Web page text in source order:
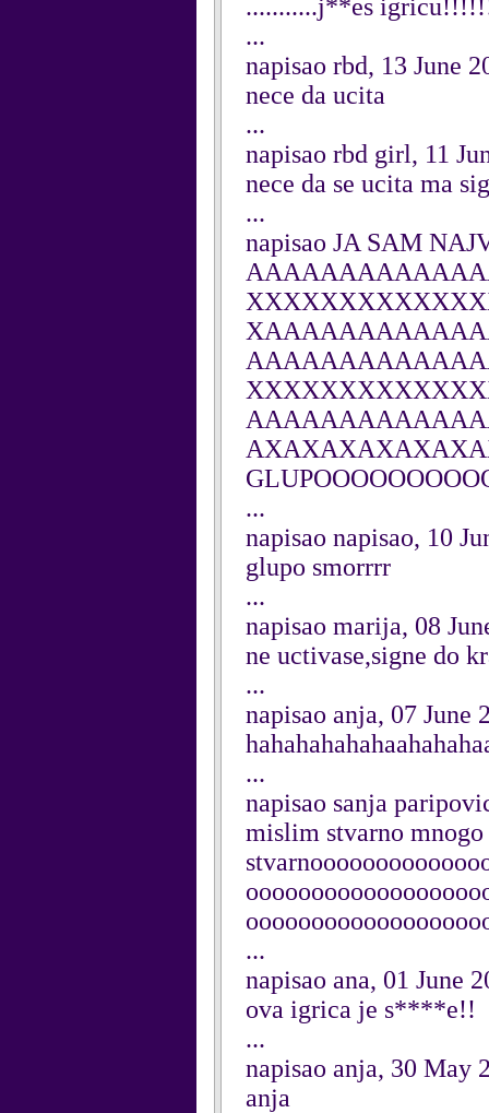
...........j**es
...
napisao rbd, 13 June
nece da ucita
...
napisao rbd girl, 11
nece da se ucita ma
...
napisao JA SAM
...
napisao napisao, 10
glupo smorrrr
...
napisao marija, 08
ne uctivase,signe do
...
napisao anja, 07 June
...
napisao sanja
mislim stvarno
...
napisao ana, 01 June
ova igrica je s****e!!
...
napisao anja, 30 May
anja